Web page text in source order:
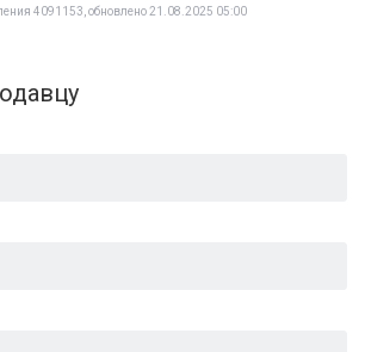
4091153, обновлено 21.08.2025 05:00